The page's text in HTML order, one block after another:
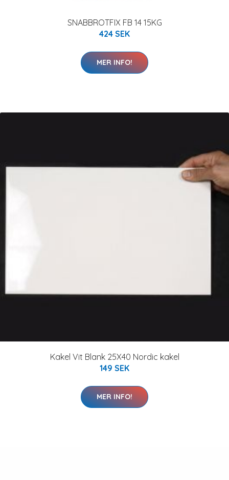
SNABBROTFIX FB 14 15KG
424 SEK
MER INFO!
Kakel Vit Blank 25X40 Nordic kakel
149 SEK
MER INFO!